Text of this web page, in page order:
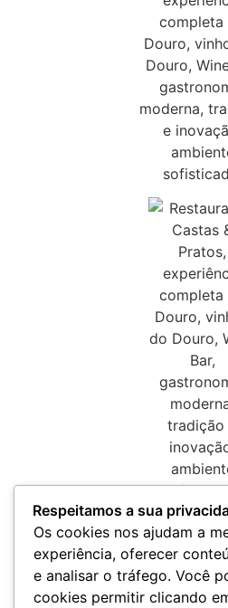
Respeitamos a sua
Os cookies nos ajudam a
experiência, oferecer
e analisar o tráfego. Você
cookies permitir clicando